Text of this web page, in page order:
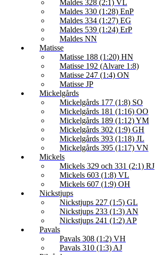
Maldes 328 (2:1) VL
Maldes 330 (1:28) EnP
Maldes 334 (1:27) EG
Maldes 539 (1:24) ErP
Maldes NN
Matisse
Matisse 188 (1:20) HN
Matisse 192 (Alvare 1:8)
Matisse 247 (1:4) ON
Matisse JP
Mickelgårds
Mickelgårds 177 (1:8) SO
Mickelgårds 181 (1:16) OO
Mickelgårds 189 (1:12) YM
Mickelgårds 302 (1:9) GH
Mickelgårds 393 (1:18) JL
Mickelgårds 395 (1:17) VN
Mickels
Mickels 329 och 331 (2:1) RJ
Mickels 603 (1:8) VL
Mickels 607 (1:9) OH
Nickstjups
Nickstjups 227 (1:5) GL
Nickstjups 233 (1:3) AN
Nickstjups 241 (1:2) AP
Pavals
Pavals 308 (1:2) VH
Pavals 310 (1:3) AJ